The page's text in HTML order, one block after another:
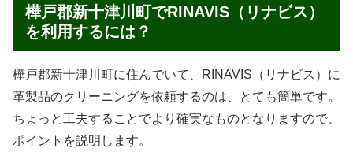
樺戸郡新十津川町でRINAVIS（リナビス）
を利用するには？
樺戸郡新十津川町に住んでいて、RINAVIS（リナビス）に
革製品のクリーニングを依頼するのは、とても簡単です。
ちょっと工夫することでより確実なものとなりますので、
ポイントを説明します。